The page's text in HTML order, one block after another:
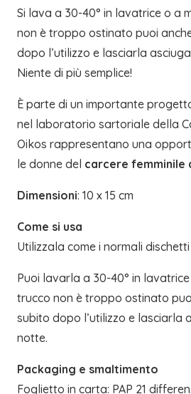
Si lava a 30-40° in lavatrice o a
non è troppo ostinato puoi
dopo l’utilizzo e lasciarla
Niente di più semplice!
È parte di un importante
nel laboratorio sartoriale della
Oikos rappresentano una
le donne del carcere femminile
Dimensioni: 10 x 15 cm
Come si usa
Utilizzala come i normali
Puoi lavarla a 30-40° in
trucco non è troppo ostinato
subito dopo l’utilizzo e lasciarla
notte.
Packaging e smaltimento
Foglietto in carta: PAP 21